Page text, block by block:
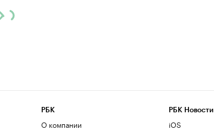
РБК
О компании
РБК Новости
iOS